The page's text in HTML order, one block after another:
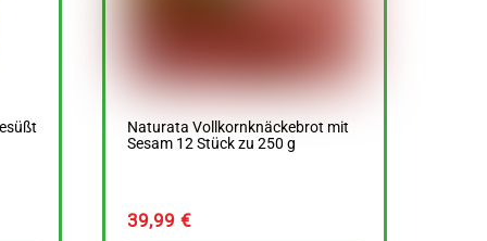
Naturata Vollkornknäckebrot mit
Sesam 12 Stück zu 250 g
39,99 €